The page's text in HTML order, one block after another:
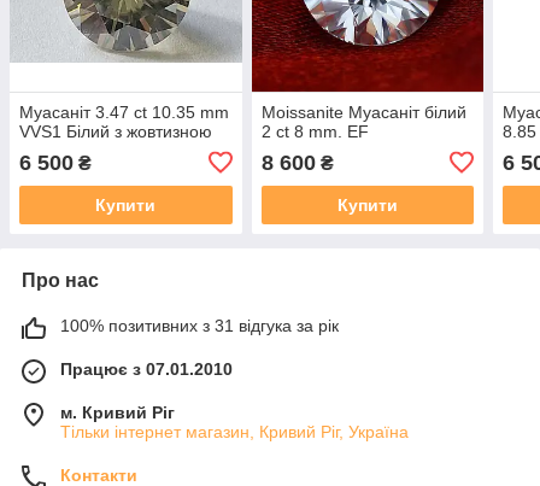
Муасаніт 3.47 ct 10.35 mm
VVS1 Білий з жовтизною
6 500 ₴
Купити
Moissanite Муасаніт білий
2 ct 8 mm. EF
8 600₴
Купити
6
Про нас
100% позитивних з 31 відгука за рік
Працює з 07.01.2010
м. Кривий Ріг
Тільки інтернет магазин, Кривий Ріг, Україна
Контакти